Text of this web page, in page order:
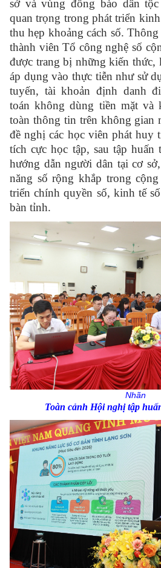
sở và vùng đồng bào dân
quan trọng trong phát triển
thu hẹp khoảng cách số.
thành viên Tổ công nghệ số
được trang bị những kiến thức,
áp dụng vào thực tiễn như sử
tuyến, tài khoản định danh
toán không dùng tiền mặt và
toàn thông tin trên không gian
đề nghị các học viên phát huy
tích cực học tập, sau tập huấn
hướng dẫn người dân tại cơ
năng số rộng khắp trong
triển chính quyền số, kinh tế
bàn tỉnh.
Nhãn
Toàn cảnh Hội nghị tập